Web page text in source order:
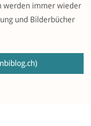
werden immer wieder
und Bilderbücher